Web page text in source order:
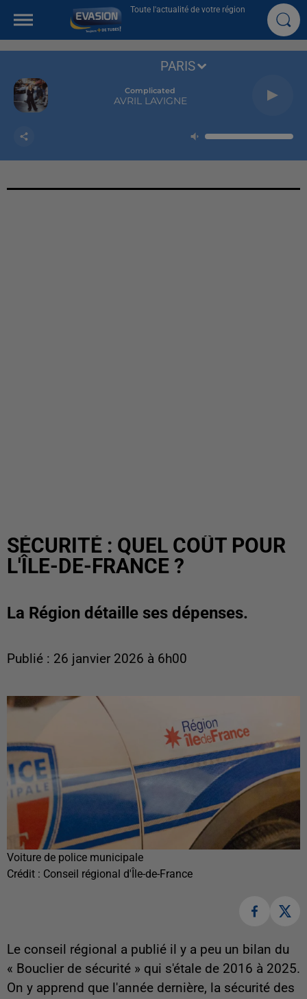
Toute l'actualité de votre région
Complicated
AVRIL LAVIGNE
PARIS
SÉCURITÉ : QUEL COÛT POUR
L'ÎLE-DE-FRANCE ?
La Région détaille ses dépenses.
Publié : 26 janvier 2026 à 6h00
Voiture de police municipale
Crédit : Conseil régional d'Île-de-France
Le conseil régional a publié il y a peu un bilan du
« Bouclier de sécurité » qui s'étale de 2016 à 2025.
On y apprend que l'année dernière, la sécurité des